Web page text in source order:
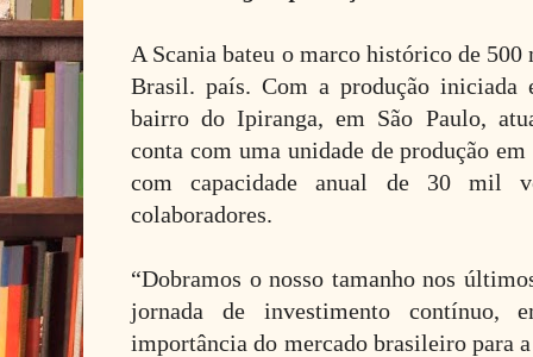
A Scania bateu o marco histórico de
Brasil. país. Com a produção iniciada
bairro do Ipiranga, em São Paulo,
conta com uma unidade de produção
com capacidade anual de 30 mil
colaboradores.
“Dobramos o nosso tamanho nos
jornada de investimento contínuo,
importância do mercado brasileiro para